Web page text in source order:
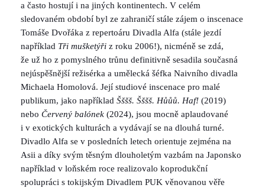
a často hostují i na jiných kontinentech. V celém
sledovaném období byl ze zahraničí stále zájem o inscenace
Tomáše Dvořáka z repertoáru Divadla Alfa (stále jezdí
například Tři mušketýřiz roku 2006!), nicméně se zdá,
že už ho z pomyslného trůnu definitivně sesadila současná
nejúspěšnější režisérka a umělecká šéfka Naivního divadla
Michaela Homolová. Její studiové inscenace pro malé
publikum, jako například Šššš. Šššš. Hůůů. Haf!(2019)
nebo Červený balónek(2024), jsou mocně aplaudované
i v exotických kulturách a vydávají se na dlouhá turné.
Divadlo Alfa se v posledních letech orientuje zejména na
Asii a díky svým těsným dlouholetým vazbám na Japonsko
například v loňském roce realizovalo koprodukční
spolupráci s tokijským Divadlem PUK věnovanou věře